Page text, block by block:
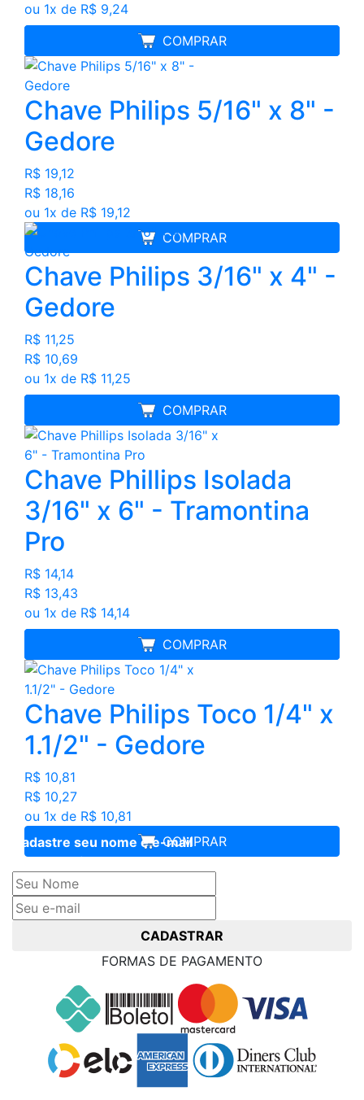
ou 1x de R$ 9,24
COMPRAR
MELHOR PREÇO
Chave Philips 5/16" x 8" -
Gedore
R$ 19,12
R$ 18,16
ou 1x de R$ 19,12
COMPRAR
Chave Philips 3/16" x 4" -
Gedore
R$ 11,25
R$ 10,69
ou 1x de R$ 11,25
COMPRAR
MELHOR PREÇO
Chave Phillips Isolada
3/16" x 6" - Tramontina
Pro
R$ 14,14
R$ 13,43
ou 1x de R$ 14,14
COMPRAR
MELHOR PREÇO
Chave Philips Toco 1/4" x
1.1/2" - Gedore
R$ 10,81
R$ 10,27
ou 1x de R$ 10,81
COMPRAR
Cadastre seu nome e e-mail
e receba ofertas exclusivas
CADASTRAR
FORMAS DE PAGAMENTO